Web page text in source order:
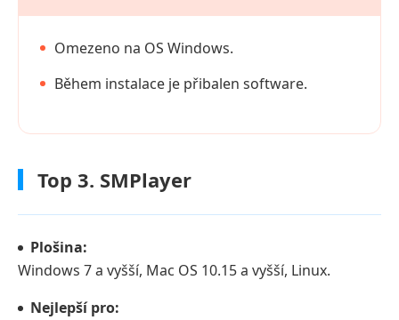
Omezeno na OS Windows.
Během instalace je přibalen software.
Top 3. SMPlayer
Plošina:
Windows 7 a vyšší, Mac OS 10.15 a vyšší, Linux.
Nejlepší pro: